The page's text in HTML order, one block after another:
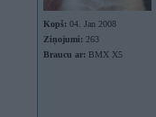
Kopš: 04. Jan 2008
Ziņojumi: 263
Braucu ar: BMX X5